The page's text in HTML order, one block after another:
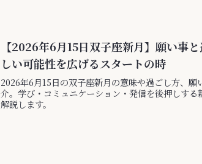
【2026年6月15日双子座新月】願い事
しい可能性を広げるスタートの時
2026年6月15日の双子座新月の意味や過ごし方、願
介。学び・コミュニケーション・発信を後押しする
解説します。